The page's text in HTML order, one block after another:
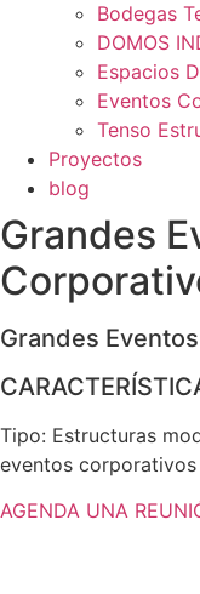
Bodegas
DOMOS
Espacios
Eventos
Tenso
Proyectos
blog
Grandes
Grandes
Tipo: Estructuras
eventos
AGENDA UNA